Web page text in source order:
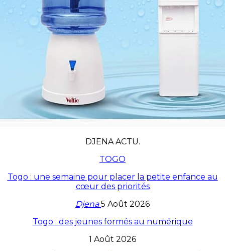
DJENA ACTU.
TOGO
Togo : une semaine pour placer la petite enfance au
cœur des priorités
Djena5 Août 2026
Togo : des jeunes formés au numérique
1 Août 2026